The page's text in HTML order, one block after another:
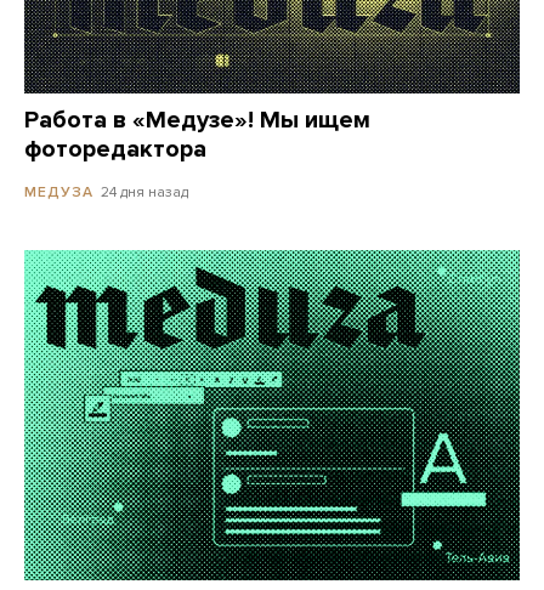
Работа в «Медузе»! Мы ищем
фоторедактора
МЕДУЗА 24 дня назад